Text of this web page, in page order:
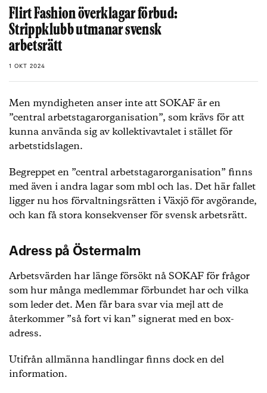
Flirt Fashion överklagar förbud:
Strippklubb utmanar svensk
arbetsrätt
1 OKT 2024
Men myndigheten anser inte att SOKAF är en
”central arbetstagarorganisation”, som krävs för att
kunna använda sig av kollektivavtalet i stället för
arbetstidslagen.
Begreppet en ”central arbetstagarorganisation” finns
med även i andra lagar som mbl och las. Det här fallet
ligger nu hos förvaltningsrätten i Växjö för avgörande,
och kan få stora konsekvenser för svensk arbetsrätt.
Adress på Östermalm
Arbetsvärden har länge försökt nå SOKAF för frågor
som hur många medlemmar förbundet har och vilka
som leder det. Men får bara svar via mejl att de
återkommer ”så fort vi kan” signerat med en box-
adress.
Utifrån allmänna handlingar finns dock en del
information.